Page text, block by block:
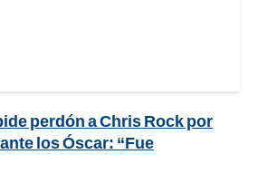
perdón a Chris Rock por
los Óscar: “Fue